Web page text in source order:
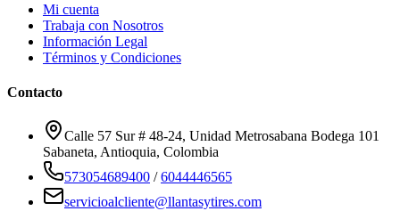
Mi cuenta
Trabaja con Nosotros
Información Legal
Términos y Condiciones
Contacto
Calle 57 Sur # 48-24, Unidad Metrosabana Bodega 101
Sabaneta, Antioquia, Colombia
573054689400 /6044446565
servicioalcliente@llantasytires.com